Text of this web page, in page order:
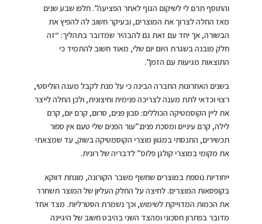
והתוסף תרם לי לשיקום הגוף לאחר הפציעה”. חלפו שבע שנים
מאז החלה לצרוך את המוצרים, ובעיקר חשוב לה להפיץ את
הבשורה, אך יחד עם זאת גם להבהיר שמדובר בתהליך: “זה
חלק מובנה בשגרת היום יום שלי, מאוד חשוב להתמיד כי
התוצאות מגיעות עם הזמן”.
בשנים האחרונות החברה הבינה כי על מנת לקבל מענה הוליסטי,
רצוי וכדאי לתת מענה לצריכה פנימית וחיצונית, ולכן החלה לייצר
את ליין הקוסמטיקה הכוללים: סבון פנים, סרום, קרם יום, קרם
לילה, קרם עיניים ומסכת פנים.”עור הפנים שלי טעם אין ספור
תכשירים, התנסתי במגוון מוצרי הקוסמטיקה בשוק, עד שמצאתי
את מקומי במוצרי קולגן פלוס” לדבריה של רונית.
ייחודיות נוספת במוצרים שחשף משבר הקורונה, מונחת דווקא
בקופסאות המוצרים. לחיצה על החלק העליון של המוצר תשחרר
את הכמות המדוייקת לשימוש, וכך נשמרת הסטרליות. מצד אחד
מדובר בפתרון חסכוני ומהצד השני בהיבט חשוב של היגיינה